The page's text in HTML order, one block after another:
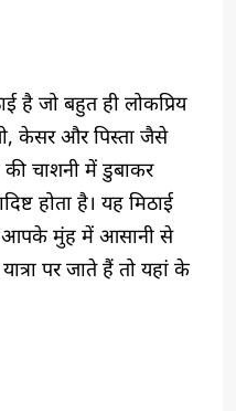
है जो बहुत ही लोकप्रिय
केसर और पिस्ता जैसे
की चाशनी में डुबाकर
होता है। यह मिठाई
आपके मुंह में आसानी से
पर जाते हैं तो यहां के